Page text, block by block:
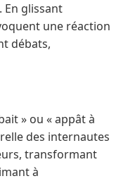
En glissant
une réaction
débats,
» ou « appât à
des internautes
transformant
à